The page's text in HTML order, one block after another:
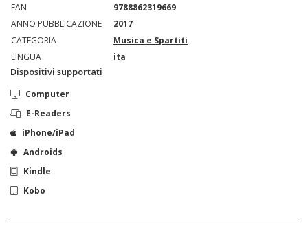
EAN
9788862319669
ANNO PUBBLICAZIONE
2017
CATEGORIA
Musica e Spartiti
LINGUA
ita
Dispositivi supportati
Computer
E-Readers
iPhone/iPad
Androids
Kindle
Kobo